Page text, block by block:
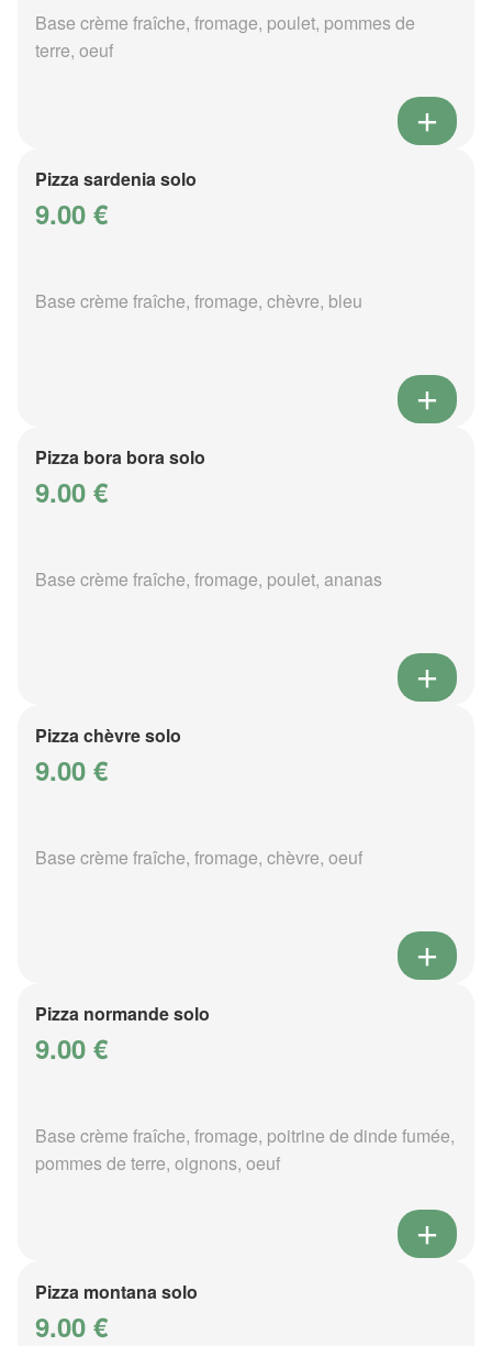
Base crème fraîche, fromage, poulet, pommes de
terre, oeuf
Pizza sardenia solo
9.00 €
Base crème fraîche, fromage, chèvre, bleu
Pizza bora bora solo
9.00 €
Base crème fraîche, fromage, poulet, ananas
Pizza chèvre solo
9.00 €
Base crème fraîche, fromage, chèvre, oeuf
Pizza normande solo
9.00 €
Base crème fraîche, fromage, poitrine de dinde fumée,
pommes de terre, oignons, oeuf
Pizza montana solo
9.00 €